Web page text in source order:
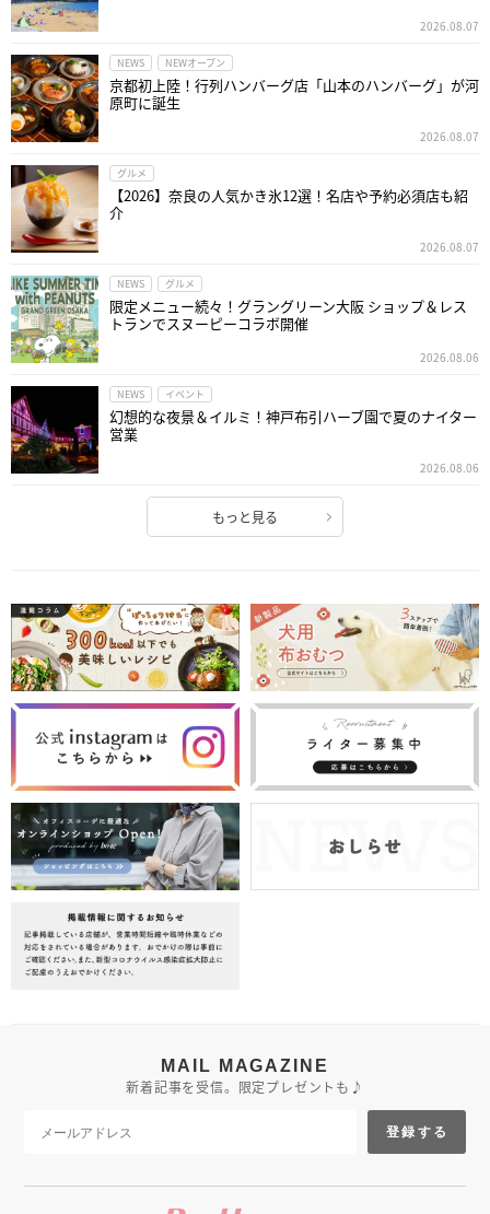
2026.08.07
NEWS NEWオープン
京都初上陸！行列ハンバーグ店「山本のハンバーグ」が河
原町に誕生
2026.08.07
グルメ
【2026】奈良の人気かき氷12選！名店や予約必須店も紹
介
2026.08.07
NEWS グルメ
限定メニュー続々！グラングリーン大阪 ショップ＆レス
トランでスヌーピーコラボ開催
2026.08.06
NEWS イベント
幻想的な夜景＆イルミ！神戸布引ハーブ園で夏のナイター
営業
2026.08.06
もっと見る
MAIL MAGAZINE
新着記事を受信。限定プレゼントも♪
登録する